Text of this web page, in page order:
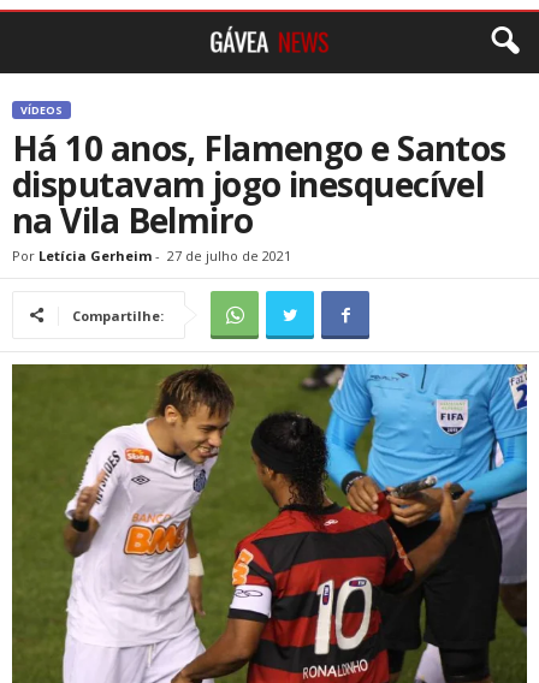
VÍDEOS
Há 10 anos, Flamengo e Santos
disputavam jogo inesquecível
na Vila Belmiro
Por Letícia Gerheim - 27 de julho de 2021
Compartilhe: